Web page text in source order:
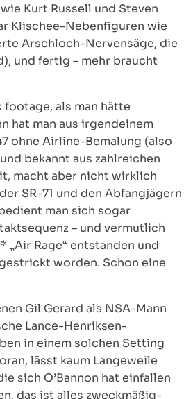
Kurt Russell und Steven
Klischee-Nebenfiguren wie
Arschloch-Nervensäge, die
und fertig – mehr braucht
als man hätte
hat man aus irgendeinem
ohne Airline-Bemalung (also
bekannt aus zahlreichen
macht aber nicht wirklich
SR-71 und den Abfangjägern
man sich sogar
– und vermutlich
„Air Rage“ entstanden und
worden. Schon eine
Gil Gerard als NSA-Mann
Lance-Henriksen-
in einem solchen Setting
lässt kaum Langeweile
sich O’Bannon hat einfallen
das ist alles zweckmäßig-